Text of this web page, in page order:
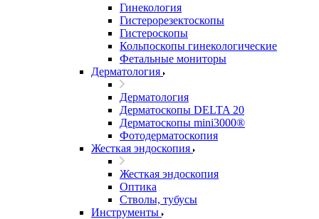
Гинекология
Гистерорезектоскопы
Гистероскопы
Кольпоскопы гинекологические
Фетальные мониторы
Дерматология
Дерматология
Дерматоскопы DELTA 20
Дерматоскопы mini3000®
Фотодерматоскопия
Жесткая эндоскопия
Жесткая эндоскопия
Оптика
Стволы, тубусы
Инструменты